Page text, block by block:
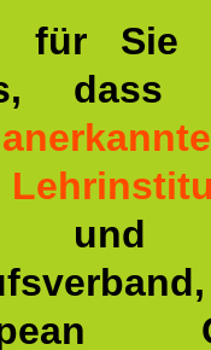
für Sie
und